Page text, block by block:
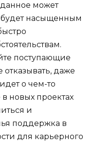
может
будет насыщенным
поступающие
даже
о чем-то
новых проектах
и
поддержка в
для карьерного